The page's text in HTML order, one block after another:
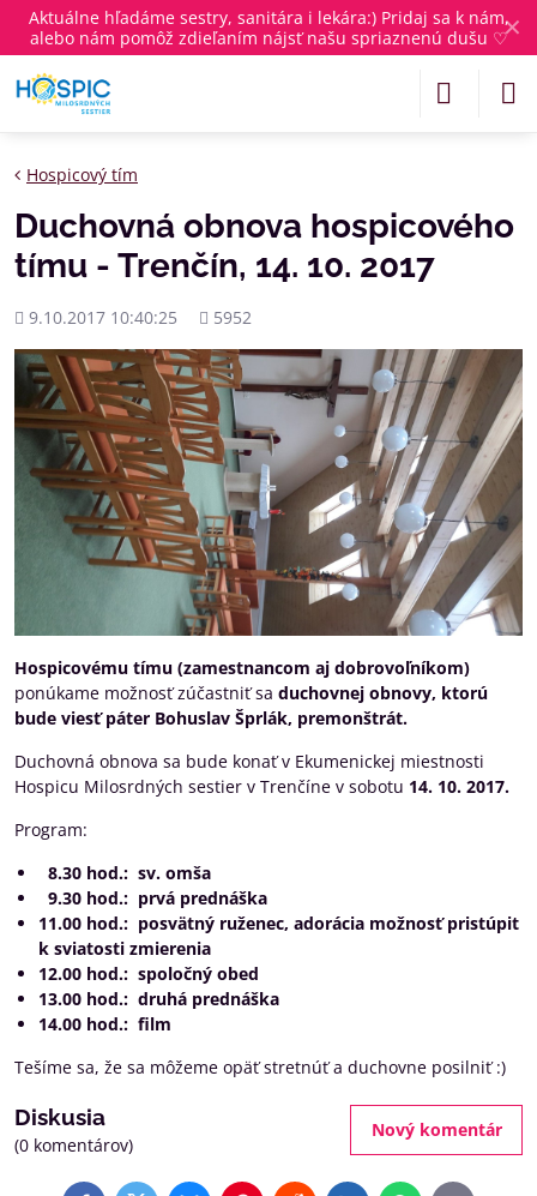
✕
Aktuálne hľadáme sestry, sanitára i lekára:) Pridaj sa k nám,
alebo nám pomôž zdieľaním nájsť našu spriaznenú dušu ♡
Hospicový tím
Duchovná obnova hospicového
tímu - Trenčín, 14. 10. 2017
Pridané
9.10.2017 10:40:25
Počet
5952
Hospicovému tímu (zamestnancom aj dobrovoľníkom)
ponúkame možnosť zúčastniť sa duchovnej obnovy, ktorú
bude viesť páter Bohuslav Šprlák, premonštrát.
Duchovná obnova sa bude konať v Ekumenickej miestnosti
Hospicu Milosrdných sestier v Trenčíne v sobotu 14. 10. 2017.
Program:
8.30 hod.: sv. omša
9.30 hod.: prvá prednáška
11.00 hod.: posvätný ruženec, adorácia možnosť pristúpit
k sviatosti zmierenia
12.00 hod.: spoločný obed
13.00 hod.: druhá prednáška
14.00 hod.: film
Tešíme sa, že sa môžeme opäť stretnúť a duchovne posilniť :)
Diskusia
(0 komentárov)
Nový komentár